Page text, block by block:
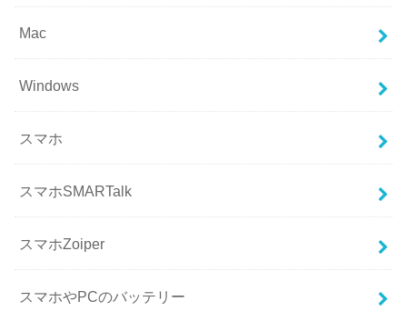
Mac
Windows
スマホ
スマホSMARTalk
スマホZoiper
スマホやPCのバッテリー